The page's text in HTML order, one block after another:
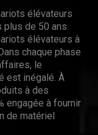
élévateurs
de 50 ans.
élévateurs à
chaque phase
le
est inégalé. À
à des
engagée à fournir
de matériel